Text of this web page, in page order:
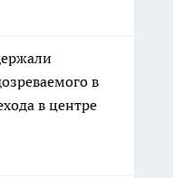
в
в центре